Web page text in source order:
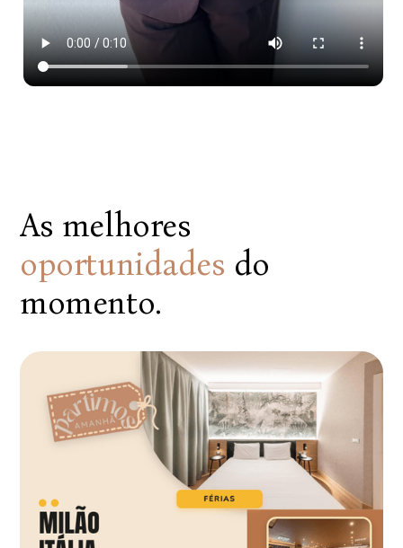
As melhores
oportunidades do
momento.